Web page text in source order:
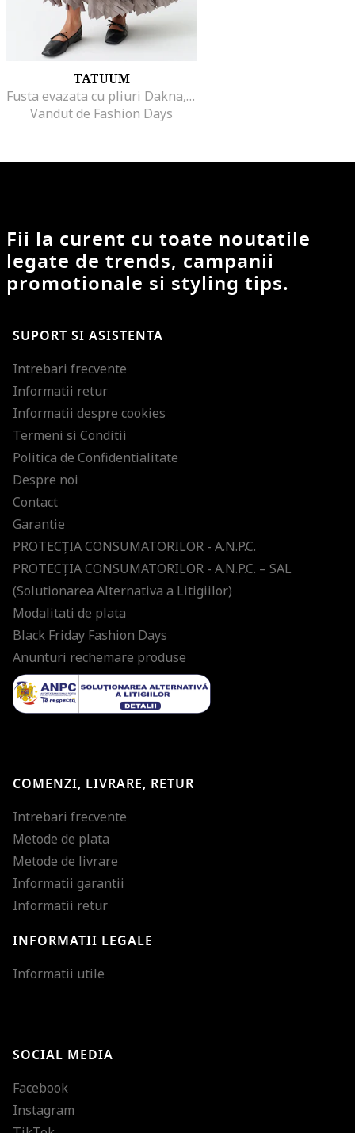
TATUUM
Fusta evazata cu pliuri Dakna, Maro taupe
Vandut de Fashion Days
Fii la curent cu toate noutatile
legate de trends, campanii
promotionale si styling tips.
SUPORT SI ASISTENTA
Intrebari frecvente
Informatii retur
Informatii despre cookies
Termeni si Conditii
Politica de Confidentialitate
Despre noi
Contact
Garantie
PROTECŢIA CONSUMATORILOR - A.N.P.C.
PROTECŢIA CONSUMATORILOR - A.N.P.C. – SAL
(Solutionarea Alternativa a Litigiilor)
Modalitati de plata
Black Friday Fashion Days
Anunturi rechemare produse
COMENZI, LIVRARE, RETUR
Intrebari frecvente
Metode de plata
Metode de livrare
Informatii garantii
Informatii retur
INFORMATII LEGALE
Informatii utile
SOCIAL MEDIA
Facebook
Instagram